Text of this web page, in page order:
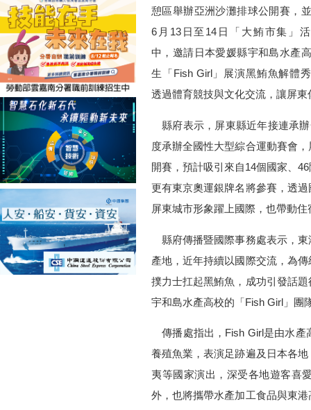
憩區舉辦亞洲沙灘排球公開賽，
6月13日至14日「大鮪市集」
中，邀請日本愛媛縣宇和島水產
生「Fish Girl」展演黑鮪魚解體
透過體育競技與文化交流，讓屏
縣府表示，屏東縣近年接連承
度承辦全國性大型綜合運動賽會
開賽，預計吸引來自14個國家、
更有東京奧運銀牌名將參賽，透
屏東城市形象躍上國際，也帶動
縣府傳播暨國際事務處表示，東
產地，近年持續以國際交流，為
撲力士扛起黑鮪魚，成功引發話
宇和島水產高校的「Fish Girl」團
傳播處指出，Fish Girl是由水產
養殖魚業，表演足跡遍及日本各
夷等國家演出，深受各地遊客喜
外，也將攜帶水產加工食品與東